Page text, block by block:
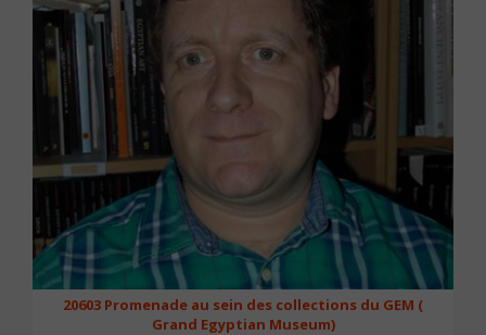
20603 Promenade au sein des collections du GEM (
Grand Egyptian Museum)